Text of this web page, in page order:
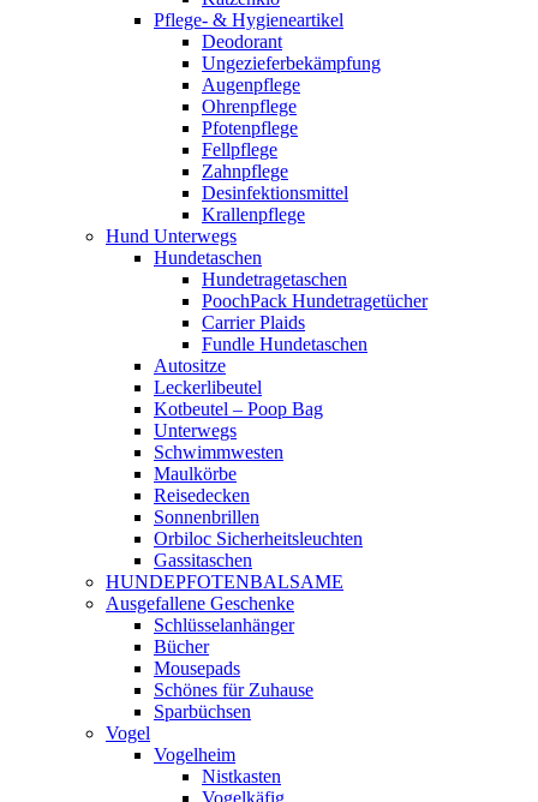
Pflege- & Hygieneartikel
Deodorant
Ungezieferbekämpfung
Augenpflege
Ohrenpflege
Pfotenpflege
Fellpflege
Zahnpflege
Desinfektionsmittel
Krallenpflege
Hund Unterwegs
Hundetaschen
Hundetragetaschen
PoochPack Hundetragetücher
Carrier Plaids
Fundle Hundetaschen
Autositze
Leckerlibeutel
Kotbeutel – Poop Bag
Unterwegs
Schwimmwesten
Maulkörbe
Reisedecken
Sonnenbrillen
Orbiloc Sicherheitsleuchten
Gassitaschen
HUNDEPFOTENBALSAME
Ausgefallene Geschenke
Schlüsselanhänger
Bücher
Mousepads
Schönes für Zuhause
Sparbüchsen
Vogel
Vogelheim
Nistkasten
Vogelkäfig